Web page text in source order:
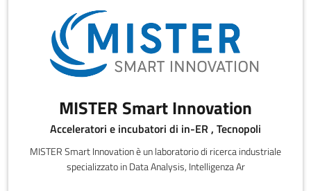
MISTER Smart Innovation
Acceleratori e incubatori di in-ER , Tecnopoli
MISTER Smart Innovation è un laboratorio di ricerca industriale
specializzato in Data Analysis, Intelligenza Ar